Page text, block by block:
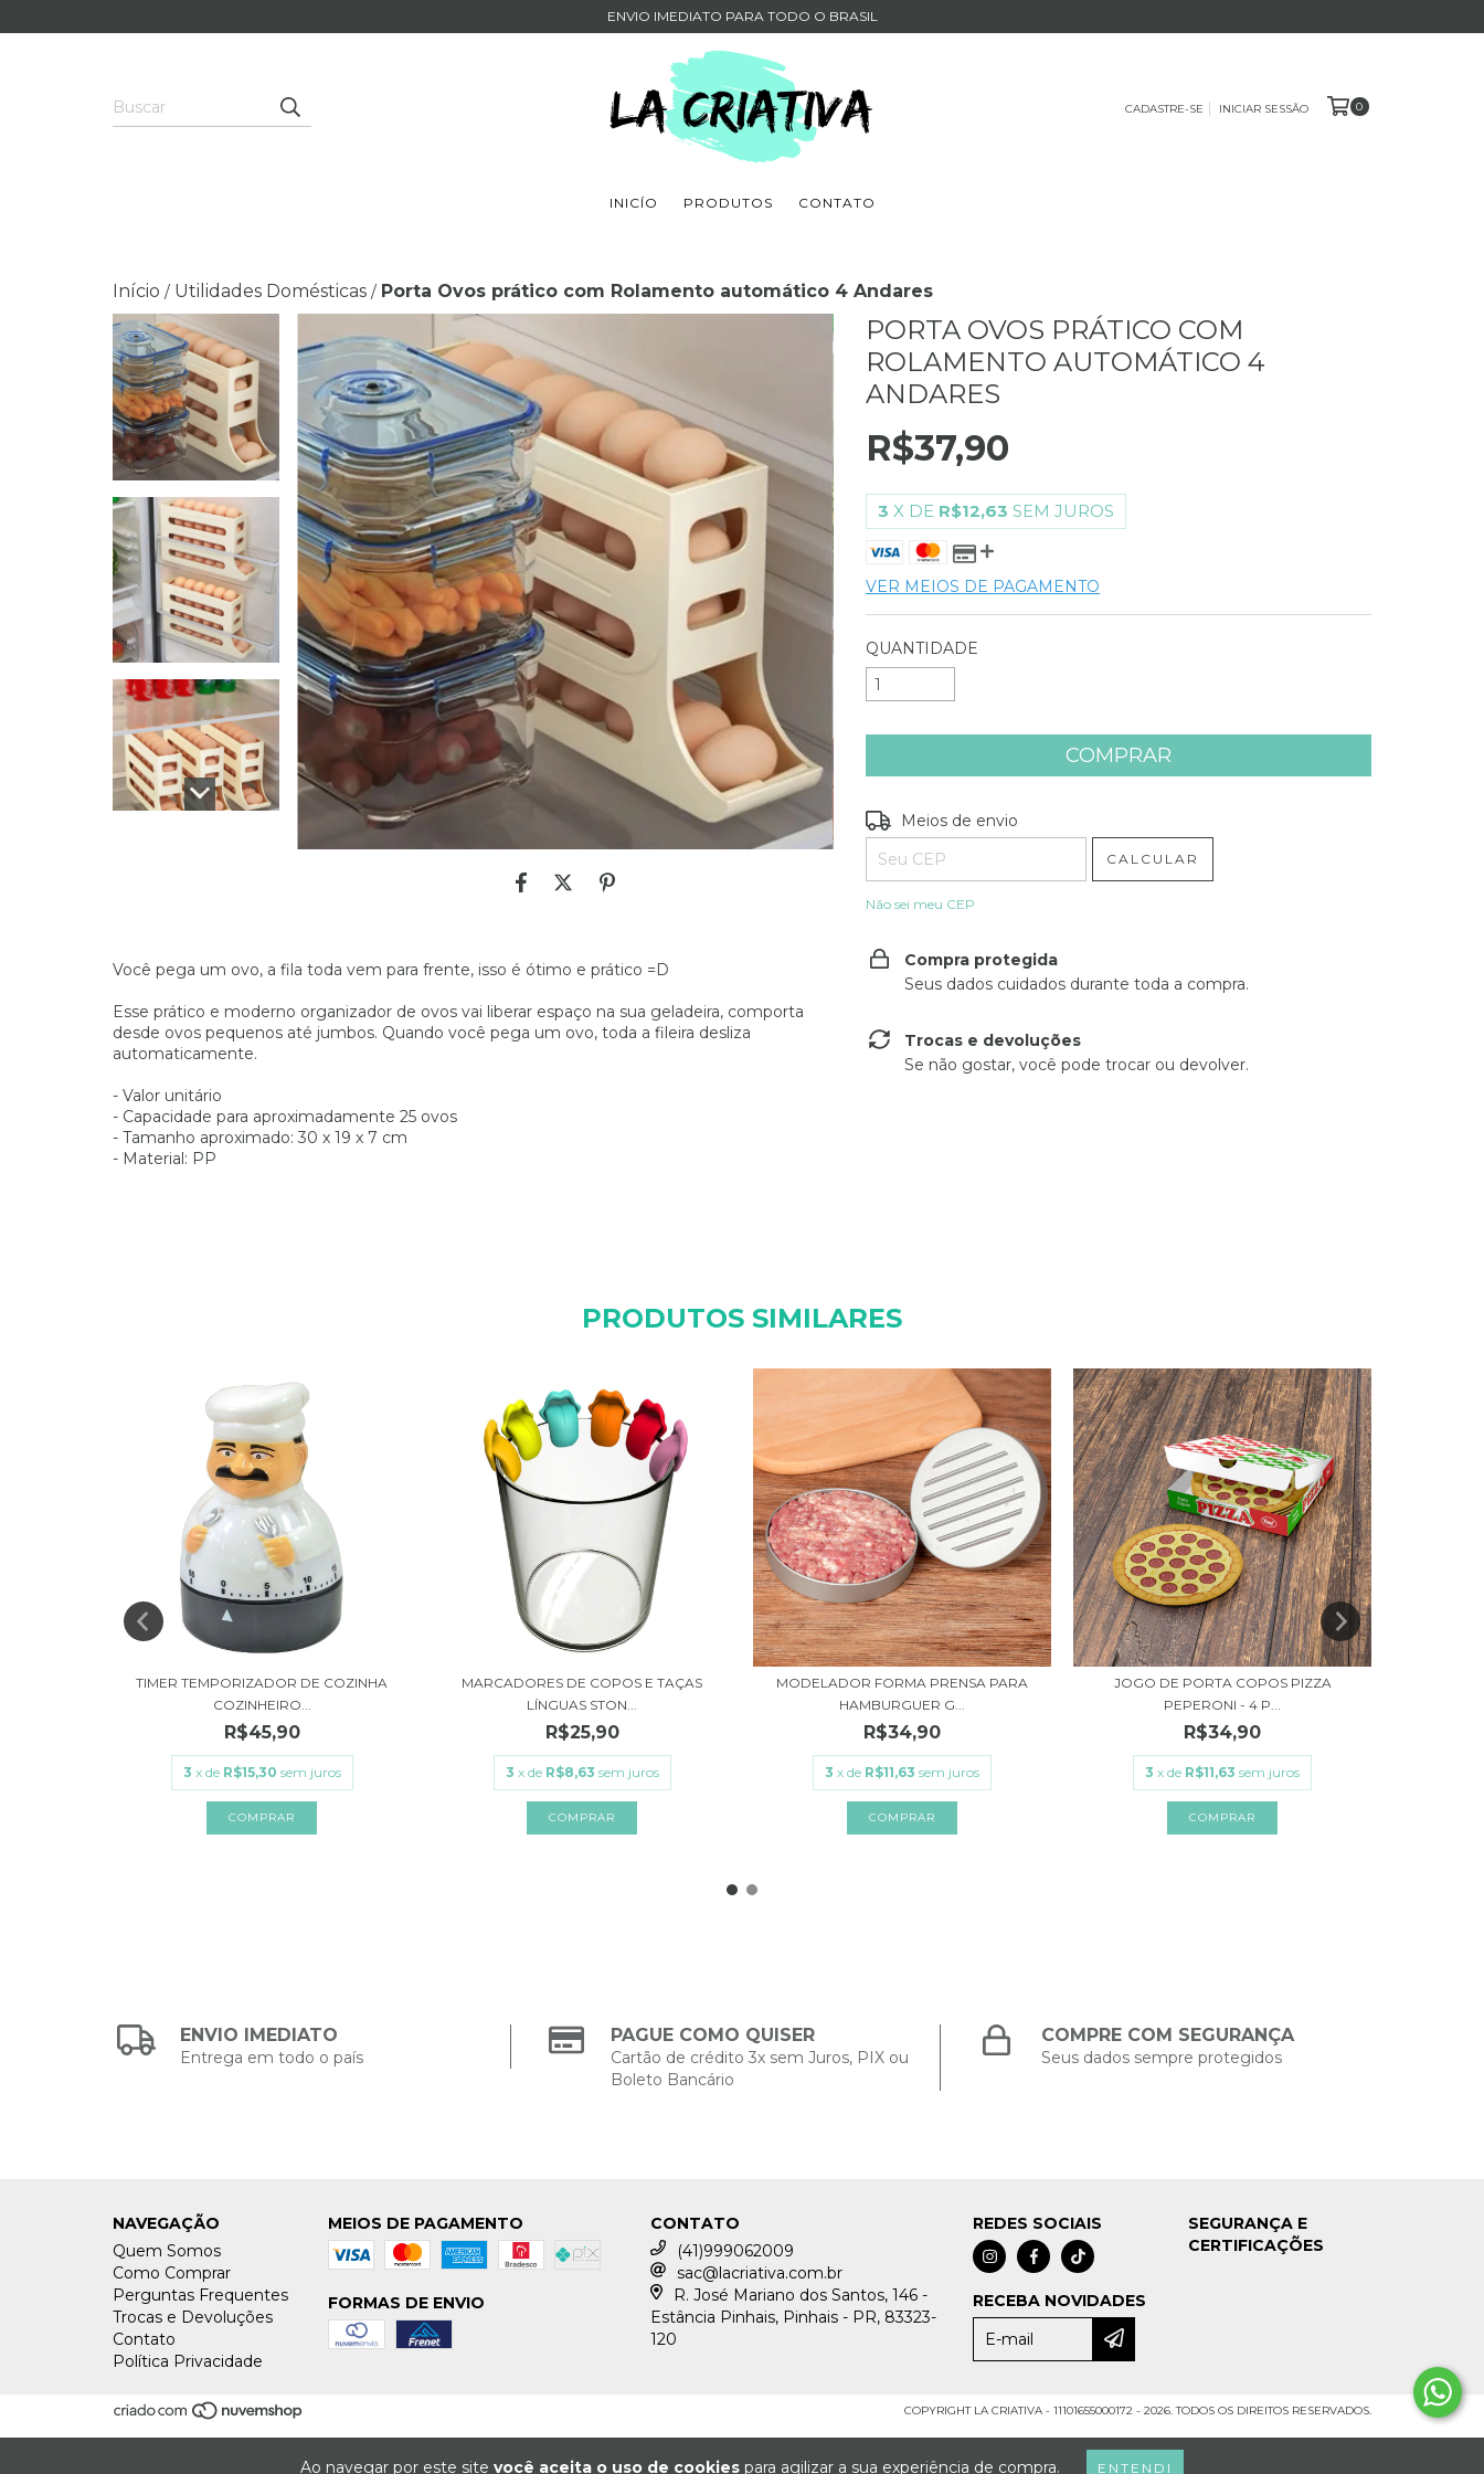
Ao navegar por este site você aceita o uso de cookies para agilizar a sua experiência de compra. ENTENDI
ENVIO IMEDIATO PARA TODO O BRASIL
CADASTRE-SE INICIAR SESSÃO 0
INICÍO PRODUTOS CONTATO
Início / Utilidades Domésticas / Porta Ovos prático com Rolamento automático 4 Andares
Você pega um ovo, a fila toda vem para frente, isso é ótimo e prático =D
Esse prático e moderno organizador de ovos vai liberar espaço na sua geladeira, comporta
desde ovos pequenos até jumbos. Quando você pega um ovo, toda a fileira desliza
automaticamente.
- Valor unitário
- Capacidade para aproximadamente 25 ovos
- Tamanho aproximado: 30 x 19 x 7 cm
- Material: PP
PORTA OVOS PRÁTICO COM
ROLAMENTO AUTOMÁTICO 4
ANDARES
R$37,90
3 X DE R$12,63 SEM JUROS
VER MEIOS DE PAGAMENTO
QUANTIDADE
Entregas para o CEP:
Meios de envio
CALCULAR
Não sei meu CEP
Compra protegida
Seus dados cuidados durante toda a compra.
Trocas e devoluções
Se não gostar, você pode trocar ou devolver.
PRODUTOS SIMILARES
TIMER TEMPORIZADOR DE COZINHA
COZINHEIRO...
R$45,90
3 x de R$15,30 sem juros
MARCADORES DE COPOS E TAÇAS
LÍNGUAS STON...
R$25,90
3 x de R$8,63 sem juros
MODELADOR FORMA PRENSA PARA
HAMBURGUER G...
R$34,90
3 x de R$11,63 sem juros
JOGO DE PORTA COPOS PIZZA
PEPERONI - 4 P...
R$34,90
3 x de R$11,63 sem juros
ENVIO IMEDIATO
Entrega em todo o país
PAGUE COMO QUISER
Cartão de crédito 3x sem Juros, PIX ou
Boleto Bancário
COMPRE COM SEGURANÇA
Seus dados sempre protegidos
NAVEGAÇÃO
Quem Somos
Como Comprar
Perguntas Frequentes
Trocas e Devoluções
Contato
Política Privacidade
MEIOS DE PAGAMENTO
FORMAS DE ENVIO
CONTATO
(41)999062009
sac@lacriativa.com.br
R. José Mariano dos Santos, 146 -
Estância Pinhais, Pinhais - PR, 83323-
120
REDES SOCIAIS
RECEBA NOVIDADES
SEGURANÇA E
CERTIFICAÇÕES
COPYRIGHT LA CRIATIVA - 11101655000172 - 2026. TODOS OS DIREITOS RESERVADOS.